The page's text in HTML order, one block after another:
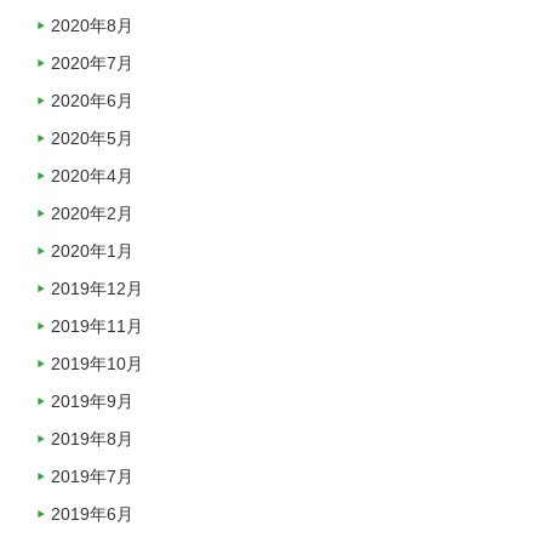
2020年8月
2020年7月
2020年6月
2020年5月
2020年4月
2020年2月
2020年1月
2019年12月
2019年11月
2019年10月
2019年9月
2019年8月
2019年7月
2019年6月